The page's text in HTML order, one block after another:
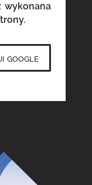
wykonana
google